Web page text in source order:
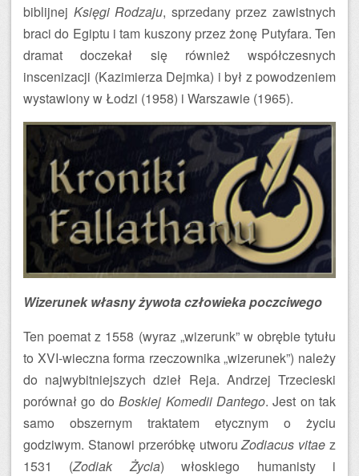
biblijnej Księgi Rodzaju, sprzedany przez zawistnych
braci do Egiptu i tam kuszony przez żonę Putyfara. Ten
dramat doczekał się również współczesnych
inscenizacji (Kazimierza Dejmka) i był z powodzeniem
wystawiony w Łodzi (1958) i Warszawie (1965).
Wizerunek własny żywota człowieka poczciwego
Ten poemat z 1558 (wyraz „wizerunk” w obrębie tytułu
to XVI-wieczna forma rzeczownika „wizerunek”) należy
do najwybitniejszych dzieł Reja. Andrzej Trzecieski
porównał go doBoskiej Komedii Dantego. Jest on tak
samo obszernym traktatem etycznym o życiu
godziwym. Stanowi przeróbkę utworuZodiacus vitae z
1531 (Zodiak Życia) włoskiego humanisty i